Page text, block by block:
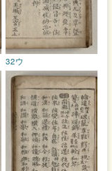
32ウ